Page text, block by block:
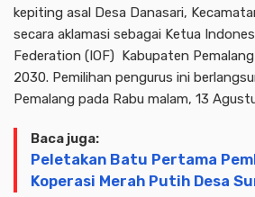
kepiting asal Desa Danasari,
secara aklamasi sebagai Ketua
Federation (IOF) Kabupaten
2030. Pemilihan pengurus ini
Pemalang pada Rabu malam, 13
Baca juga:
Peletakan Batu Pertama
Koperasi Merah Putih Desa